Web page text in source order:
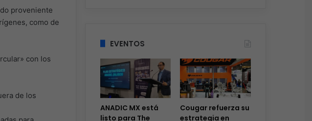
proveniente
como de
con los
de los
EVENTOS
ANADIC MX está
listo para The
Cougar refuerza su
estrategia en